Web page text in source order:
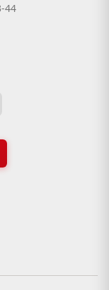
44